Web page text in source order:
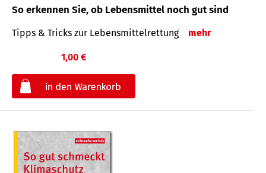
So erkennen Sie, ob Lebensmittel noch gut sind
Tipps & Tricks zur Lebensmittelrettung mehr
1,00 €